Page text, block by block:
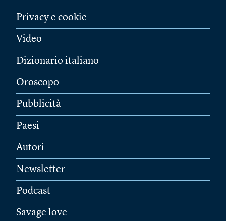
Privacy e cookie
Video
Dizionario italiano
Oroscopo
Pubblicità
Paesi
Autori
Newsletter
Podcast
Savage love